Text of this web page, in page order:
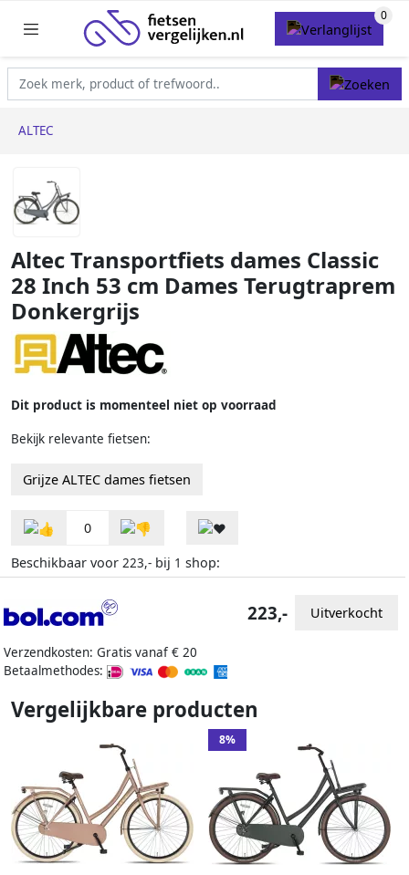
ALTEC
Altec Transportfiets dames Classic
28 Inch 53 cm Dames Terugtraprem
Donkergrijs
Dit product is momenteel niet op voorraad
Bekijk relevante fietsen:
Grijze ALTEC dames fietsen
0
Beschikbaar voor 223,- bij 1 shop:
Verzendkosten: Gratis vanaf € 20
Betaalmethodes:
223,- Uitverkocht
Vergelijkbare producten
8%